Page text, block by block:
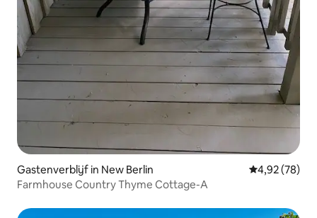
Gastenverblijf in New Berlin Gemiddelde
4,92 (78)
Farmhouse Country Thyme Cottage-A